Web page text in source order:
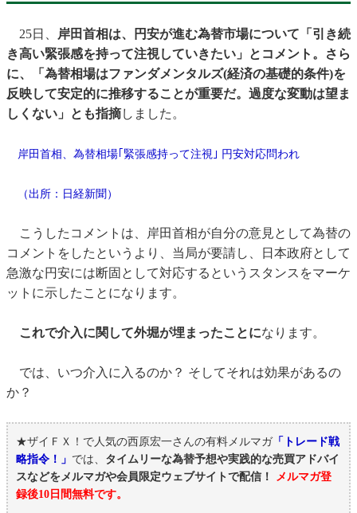
25日、
岸田首相は、円安が進む為替市場について「引き続
き高い緊張感を持って注視していきたい」とコメント。さら
に、「為替相場はファンダメンタルズ(経済の基礎的条件)を
反映して安定的に推移することが重要だ。過度な変動は望ま
しくない」とも指摘しました。
岸田首相、為替相場｢緊張感持って注視｣ 円安対応問われ
（出所： 日経新聞 ）
こうしたコメントは、岸田首相が自分の意見として為替の
コメントをしたというより、当局が要請し、日本政府として
急激な円安には断固として対応するというスタンスをマーケ
ットに示したことになります。
これで介入に関して外堀が埋まったことになります。
では、いつ介入に入るのか？ そしてそれは効果があるの
か？
★ザイＦＸ！で人気の西原宏一さんの有料メルマガ「トレード戦
略指令！」 では、 タイムリーな為替予想や実践的な売買アドバイ
スなどをメルマガや会員限定ウェブサイトで配信！
メルマガ登
録後10日間無料です。